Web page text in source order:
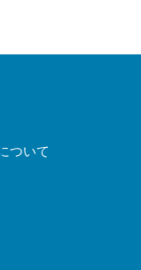
ついて